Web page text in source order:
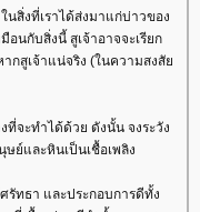
นสิ่งที่เราได้ส่งมาแก่บ่าวของ
อนกับสิ่งนี้ สูเจ้าอาจจะเรียก
กสูเจ้าแน่จริง (ในความสงสั
ที่จะทำได้ด้วย ดังนั้น จงระวัง
ย์และหินเป็นเชื้อเพลิง
รัทธา และประกอบการดีทั้ง